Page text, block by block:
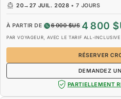
20→ 27 JUIL. 2028 •7 JOURS
À PARTIR DE 6 000 $US 4 800
PAR VOYAGEUR, AVEC LE TARIF ALL-INCLUSIVE
RÉSERVER
DEMANDEZ
PARTIELLEMENT